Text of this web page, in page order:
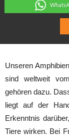
Unseren
sind weltweit
gehören dazu.
liegt auf der
Erkenntnis
Tiere wirken. Bei